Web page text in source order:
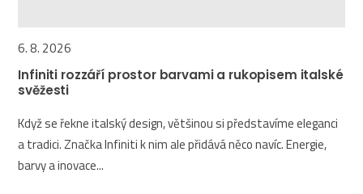
6. 8. 2026
Infiniti rozzáří prostor barvami a rukopisem italské
svěžesti
Když se řekne italský design, většinou si představíme eleganci
a tradici. Značka Infiniti k nim ale přidává něco navíc. Energie,
barvy a inovace...